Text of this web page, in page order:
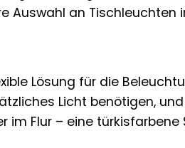
Auswahl an Tischleuchten
Lösung für die
Licht benötigen,
im Flur – eine